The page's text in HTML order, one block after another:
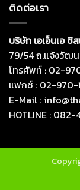
ติดต่อเรา
บริษัท เอเอ็นเอ ซิ
79/54 ถ.แจ้งวัฒน
โทรศัพท์ : 02-
แฟกซ์ : 02-970-
E-Mail :
HOTLINE :